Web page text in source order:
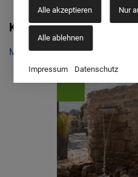
Alle akzeptieren Nur
Alle ablehnen
Impressum Datenschutz
Keramik
Moderne Keramik